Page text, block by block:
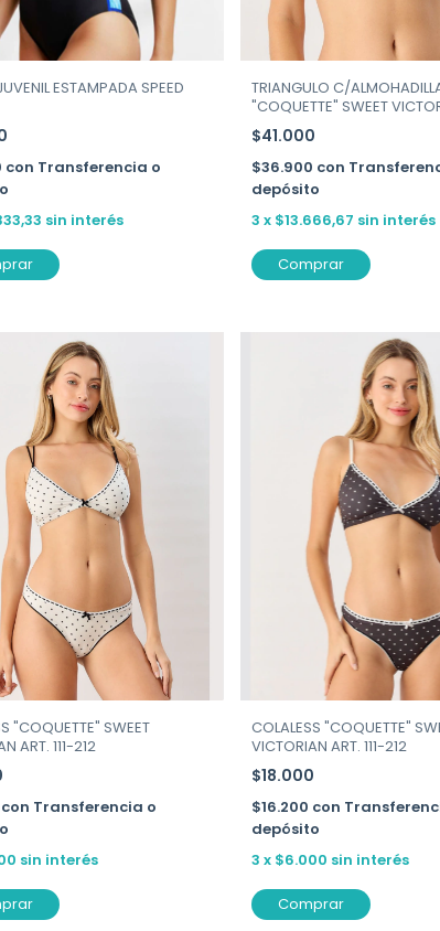
ESTAMPADA SPEED
con Transferencia o
sin interés
TRIANGULO C/
"COQUETTE" SWEET
134-212
$41.000
$36.900 con
depósito
3 x $13.666,67 sin interés
Comprar
"COQUETTE" SWEET
ART. 111-212
con Transferencia o
sin interés
COLALESS "COQUETTE"
VICTORIAN ART. 111-212
$18.000
$16.200 con
depósito
3 x $6.000 sin interés
Comprar